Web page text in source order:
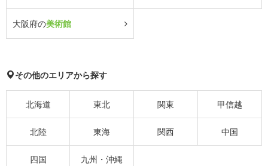
大阪府の美術館
その他のエリアから探す
北海道 東北 関東 甲信越
北陸 東海 関西 中国
四国 九州・沖縄